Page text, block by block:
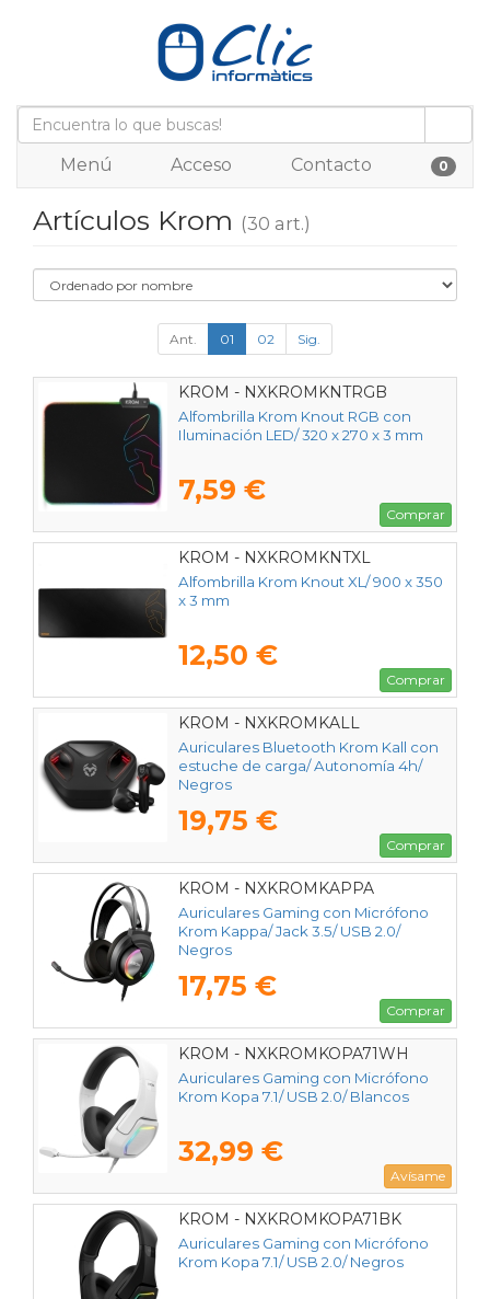
Menú Acceso Contacto 0
Artículos Krom (30 art.)
Ant. 01 02 Sig.
KROM - NXKROMKNTRGB
Alfombrilla Krom Knout RGB con
Iluminación LED/ 320 x 270 x 3 mm
7,59 €
Comprar
KROM - NXKROMKNTXL
Alfombrilla Krom Knout XL/ 900 x 350
x 3 mm
12,50 €
Comprar
KROM - NXKROMKALL
Auriculares Bluetooth Krom Kall con
estuche de carga/ Autonomía 4h/
Negros
19,75 €
Comprar
KROM - NXKROMKAPPA
Auriculares Gaming con Micrófono
Krom Kappa/ Jack 3.5/ USB 2.0/
Negros
17,75 €
Comprar
KROM - NXKROMKOPA71WH
Auriculares Gaming con Micrófono
Krom Kopa 7.1/ USB 2.0/ Blancos
32,99 €
Avísame
KROM - NXKROMKOPA71BK
Auriculares Gaming con Micrófono
Krom Kopa 7.1/ USB 2.0/ Negros